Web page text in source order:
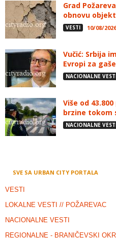
Grad
obnovu
VESTI 10/08/2026
Vučić: Srbija
Evropi za
NACIONALNE
Više od
brzine tokom
NACIONALNE
SVE SA URBAN CITY PORTALA
VESTI
LOKALNE VESTI // POŽAREVAC
NACIONALNE VESTI
REGIONALNE - BRANIČEVSKI